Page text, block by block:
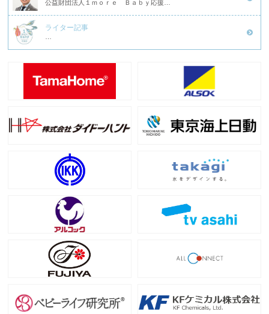
公益財団法人１ｍｏｒｅ Ｂａｂｙ応援…
ライター記事